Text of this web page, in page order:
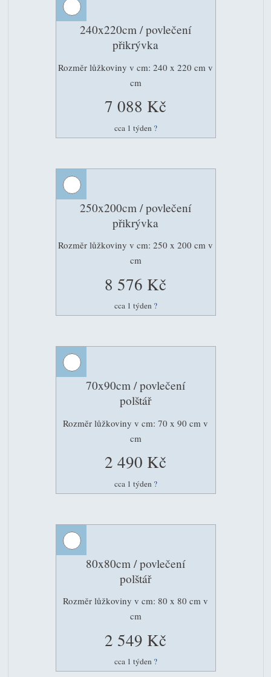
240x220cm / povlečení
přikrývka
Rozměr lůžkoviny v cm: 240 x 220 cm v
cm
7 088 Kč
cca 1 týden ?
250x200cm / povlečení
přikrývka
Rozměr lůžkoviny v cm: 250 x 200 cm v
cm
8 576 Kč
cca 1 týden ?
70x90cm / povlečení
polštář
Rozměr lůžkoviny v cm: 70 x 90 cm v
cm
2 490 Kč
cca 1 týden ?
80x80cm / povlečení
polštář
Rozměr lůžkoviny v cm: 80 x 80 cm v
cm
2 549 Kč
cca 1 týden ?